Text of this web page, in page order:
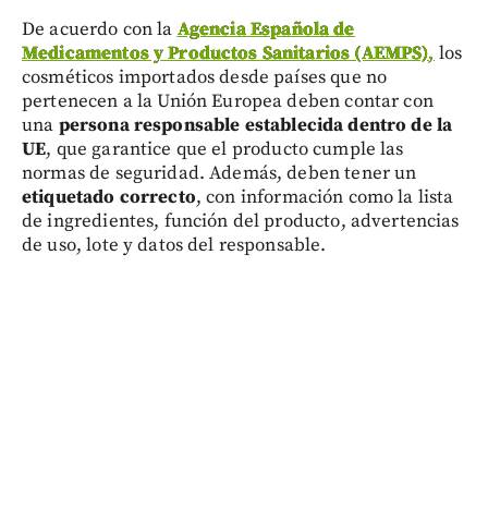
De acuerdo con la Agencia Española de
Medicamentos y Productos Sanitarios (AEMPS), los
cosméticos importados desde países que no
pertenecen a la Unión Europea deben contar con
una persona responsable establecida dentro de la
UE, que garantice que el producto cumple las
normas de seguridad. Además, deben tener un
etiquetado correcto, con información como la lista
de ingredientes, función del producto, advertencias
de uso, lote y datos del responsable.